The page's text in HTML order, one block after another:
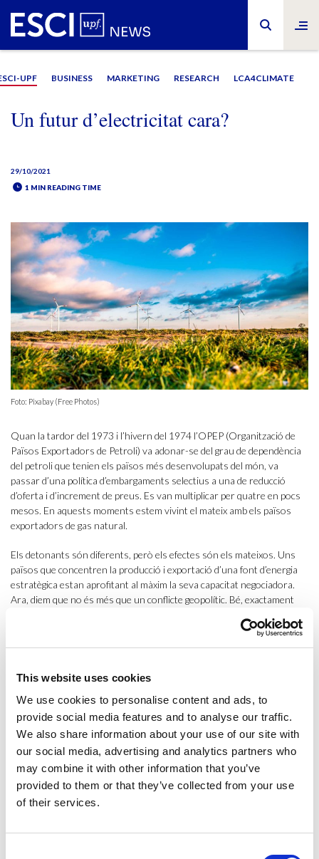
This website uses cookies
We use cookies to personalise content and ads, to
provide social media features and to analyse our traffic.
We also share information about your use of our site with
our social media, advertising and analytics partners who
may combine it with other information that you’ve
provided to them or that they’ve collected from your use
of their services.
UPF BUSINESS MARKETING RESEARCH LCA4CLIMATE
Un futur d’electricitat cara?
29/10/2021
1 MIN READING TIME
Foto: Pixabay (Free Photos)
Quan la tardor del 1973 i l’hivern del 1974 l’OPEP (Organització de
Països Exportadors de Petroli) va adonar-se del grau de dependència
del petroli que tenien els països més desenvolupats del món, va
passar d’una política d’embargaments selectius a una de reducció
d’oferta i d’increment de preus. Es van multiplicar per quatre en pocs
mesos. En aquests moments estem vivint el mateix amb els països
exportadors de gas natural.
Els detonants són diferents, però els efectes són els mateixos. Uns
països que concentren la producció i exportació d’una font d’energia
estratègica estan aprofitant al màxim la seva capacitat negociadora.
Ara, diem que no és més que un conflicte geopolític. Bé, exactament
conflicte geopolític (l’anomenada guerra del Yom Kippur). Estem vivint
L’evident necessitat que tenen els països europeus del gas natural rus
exportadors es vagi transformant en una estratègia més calculada de
maximització del preu exigit. Tal com anem, si els electorats nacionals
no suporten pagar més cara l’energia consumida però, alhora, com a
consumidors no volen prescindir d’aquesta energia, ens enfrontem a
una contradicció en què dominarà la voluntat de garantir els
subministraments.
Continua llegint →